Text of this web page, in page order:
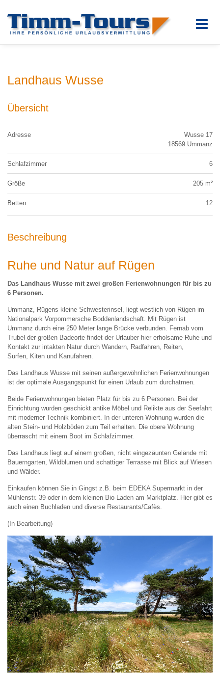
Landhaus Wusse
Übersicht
Adresse
Wusse 17
18569 Ummanz
Schlafzimmer 6
Größe 205 m²
Betten 12
Beschreibung
Ruhe und Natur auf Rügen
Das Landhaus Wusse mit zwei großen Ferienwohnungen für bis zu
6 Personen.
Ummanz, Rügens kleine Schwesterinsel, liegt westlich von Rügen im
Nationalpark Vorpommersche Boddenlandschaft. Mit Rügen ist
Ummanz durch eine 250 Meter lange Brücke verbunden. Fernab vom
Trubel der großen Badeorte findet der Urlauber hier erholsame Ruhe und
Kontakt zur intakten Natur durch Wandern, Radfahren, Reiten,
Surfen, Kiten und Kanufahren.
Das Landhaus Wusse mit seinen außergewöhnlichen Ferienwohnungen
ist der optimale Ausgangspunkt für einen Urlaub zum durchatmen.
Beide Ferienwohnungen bieten Platz für bis zu 6 Personen. Bei der
Einrichtung wurden geschickt antike Möbel und Relikte aus der Seefahrt
mit moderner Technik kombiniert. In der unteren Wohnung wurden die
alten Stein- und Holzböden zum Teil erhalten. Die obere Wohnung
überrascht mit einem Boot im Schlafzimmer.
Das Landhaus liegt auf einem großen, nicht eingezäunten Gelände mit
Bauerngarten, Wildblumen und schattiger Terrasse mit Blick auf Wiesen
und Wälder.
Einkaufen können Sie in Gingst z.B. beim EDEKA Supermarkt in der
Mühlenstr. 39 oder in dem kleinen Bio-Laden am Marktplatz. Hier gibt es
auch einen Buchladen und diverse Restaurants/Cafès.
(In Bearbeitung)